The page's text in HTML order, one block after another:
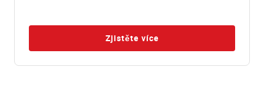
Zjistěte více